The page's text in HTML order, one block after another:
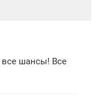
шансы! Все